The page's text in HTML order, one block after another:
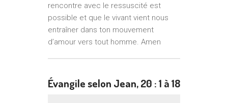
rencontre avec le ressuscité est
possible et que le vivant vient nous
entraîner dans ton mouvement
d’amour vers tout homme. Amen
Évangile selon Jean, 20 : 1 à 18